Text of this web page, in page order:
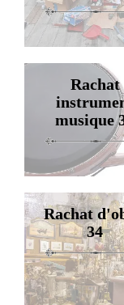
Rachat
musique
Rachat
34